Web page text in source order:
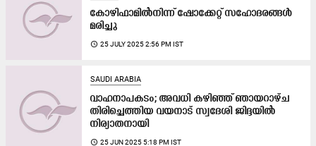
കോഴിഫാമിൽനിന്ന് ഷോക്കേറ്റ് സഹോദരങ്ങൾ
മരിച്ചു
access_time 25 JULY 2025 2:56 PM IST
SAUDI ARABIA
വാഹനാപകടം; അവധി കഴിഞ്ഞ് ഞായറാഴ്ച
തിരിച്ചെത്തിയ വയനാട് സ്വദേശി ജിദ്ദയില്‍
നിര്യാതനായി
access_time 25 JUN 2025 5:18 PM IST